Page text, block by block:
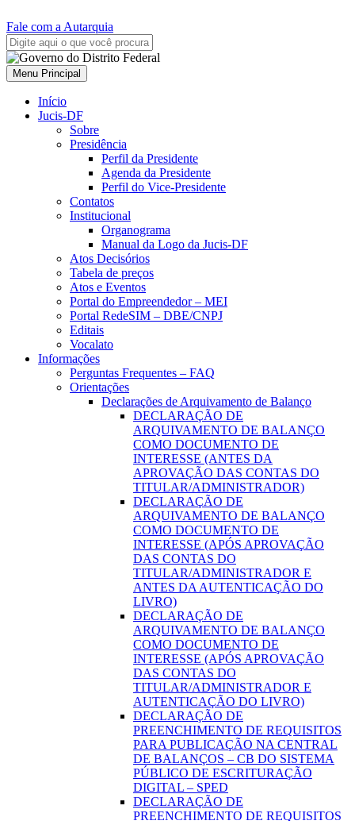
Fale com a Autarquia
Menu Principal
Início
Jucis-DF
Sobre
Presidência
Perfil da Presidente
Agenda da Presidente
Perfil do Vice-Presidente
Contatos
Institucional
Organograma
Manual da Logo da Jucis-DF
Atos Decisórios
Tabela de preços
Atos e Eventos
Portal do Empreendedor – MEI
Portal RedeSIM – DBE/CNPJ
Editais
Vocalato
Informações
Perguntas Frequentes – FAQ
Orientações
Declarações de Arquivamento de Balanço
DECLARAÇÃO DE
ARQUIVAMENTO DE BALANÇO
COMO DOCUMENTO DE
INTERESSE (ANTES DA
APROVAÇÃO DAS CONTAS DO
TITULAR/ADMINISTRADOR)
DECLARAÇÃO DE
ARQUIVAMENTO DE BALANÇO
COMO DOCUMENTO DE
INTERESSE (APÓS APROVAÇÃO
DAS CONTAS DO
TITULAR/ADMINISTRADOR E
ANTES DA AUTENTICAÇÃO DO
LIVRO)
DECLARAÇÃO DE
ARQUIVAMENTO DE BALANÇO
COMO DOCUMENTO DE
INTERESSE (APÓS APROVAÇÃO
DAS CONTAS DO
TITULAR/ADMINISTRADOR E
AUTENTICAÇÃO DO LIVRO)
DECLARAÇÃO DE
PREENCHIMENTO DE REQUISITOS
PARA PUBLICAÇÃO NA CENTRAL
DE BALANÇOS – CB DO SISTEMA
PÚBLICO DE ESCRITURAÇÃO
DIGITAL – SPED
DECLARAÇÃO DE
PREENCHIMENTO DE REQUISITOS